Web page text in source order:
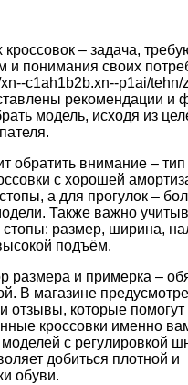
– задача,
и понимания своих
c1ah1b2b.xn--p1ai/tehn/
рекомендации и
модель, исходя из
обратить внимание – тип
с хорошей
а для прогулок –
Также важно
стопы: размер, ширина,
подъём.
размера и примерка –
В магазине
отзывы, которые помогут
кроссовки именно
с регулировкой
добиться плотной и
обуви.